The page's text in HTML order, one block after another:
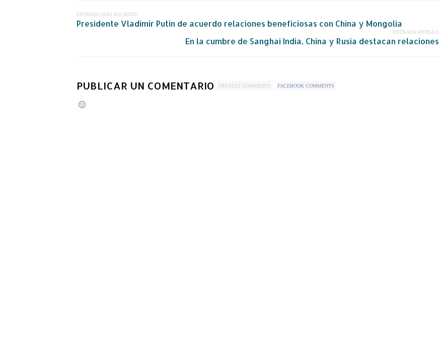
ENTRADA MÁS RECIENTE
Presidente Vladimir Putin de acuerdo relaciones beneficiosas con China y Mongolia
ENTRADA ANTIGUA
En la cumbre de Sanghai India, China y Rusia destacan relaciones
PUBLICAR UN COMENTARIO DEFAULT COMMENTS FACEBOOK COMMENTS